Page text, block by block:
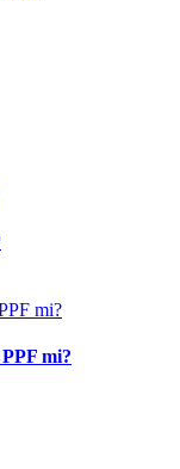
mi?